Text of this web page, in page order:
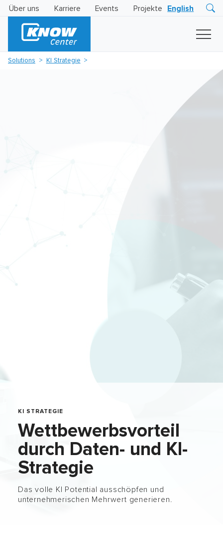
Über uns Karriere Events Projekte English
Gütesiegel
Solutions KI Strategie
KI STRATEGIE
Wettbewerbsvorteil
durch Daten- und KI-
Strategie
Das volle KI Potential ausschöpfen und
unternehmerischen Mehrwert generieren.